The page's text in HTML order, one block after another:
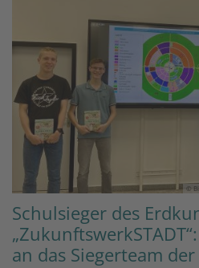
©
Schulsieger des
an das Siegerteam